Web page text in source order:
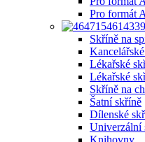
Pro formát
Skříně na
Lékařské
Lékařské
Skříně na
Šatní skříně
Dílenské
Univerzální
Knihovny